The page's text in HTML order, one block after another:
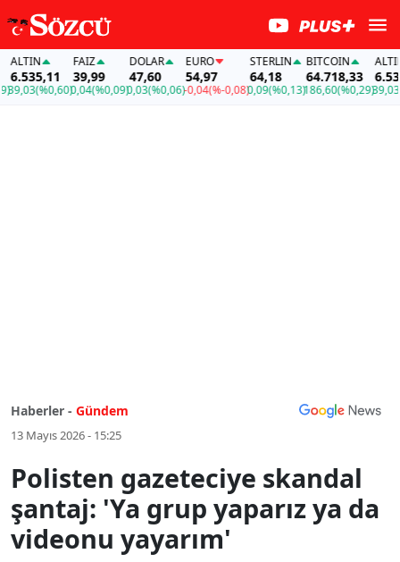
(%0,60)
FAİZ
39,99
0,04(%0,09)
DOLAR
47,60
0,03(%0,06)
EURO
54,97
-0,04(%-0,08)
STERLIN
64,18
0,09(%0,13)
BITCOIN
64.718,33
186,60(%0,29)
ALTIN
6.535,11
39,03
Haberler - Gündem
13 Mayıs 2026 - 15:25
Polisten gazeteciye skandal
şantaj: 'Ya grup yaparız ya da
videonu yayarım'